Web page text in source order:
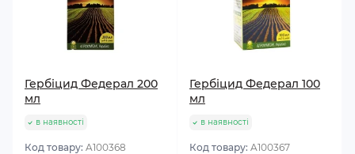
Гербіцид Федерал 200
мл
в наявності
Код товару: A100368
Гербіцид Федерал 100
мл
в наявності
Код товару: A100367